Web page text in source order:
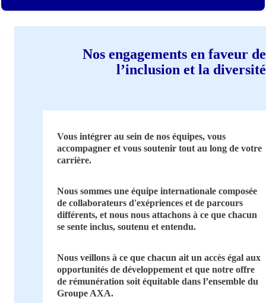
Nos engagements en faveur de
l’inclusion et la diversité
Vous intégrer au sein de nos équipes, vous
accompagner et vous soutenir tout au long de votre
carrière.
Nous sommes une équipe internationale composée
de collaborateurs d'exépriences et de parcours
différents, et nous nous attachons à ce que chacun
se sente inclus, soutenu et entendu.
Nous veillons à ce que chacun ait un accès égal aux
opportunités de développement et que notre offre
de rémunération soit équitable dans l’ensemble du
Groupe AXA.